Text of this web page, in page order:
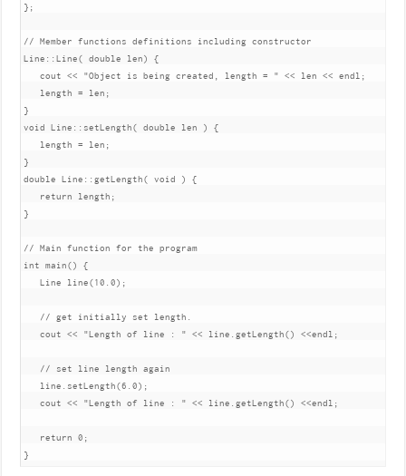
};
// Member functions definitions including constructor
Line ::Line( double len)
{
   cout
<< "Object is being created, length = " << len << endl ;
   length
= len ;
}
void
Line :: setLength( double len )
{
   length
= len ;
}
double
Line ::getLength( void )
{
return
length ;
}
// Main function for the program
int
main()
{
Line
line(10.0);
// get initially set length.
   cout
<< "Length of line : " << line .getLength() <<endl ;
// set line length again
   line
setLength(6.0);
   cout
<< "Length of line : " << line .getLength() <<endl ;
return 0 ;
}